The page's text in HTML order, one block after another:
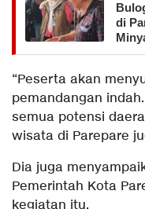
di
“Peserta akan
pemandangan
semua potensi
wisata di Parepare
Dia juga
Pemerintah Kota
kegiatan itu.